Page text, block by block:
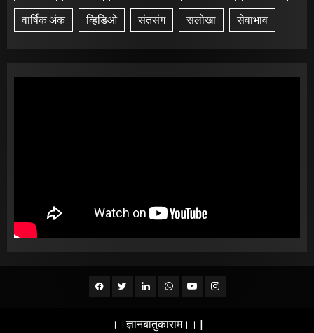
वार्षिक अंक व्हिडिओ संतसंग सलोखा सेवाभाव
Facebook
TwitterLinkedinwhatsapp
YoutubeInstagram
।।ज्ञानबातुकाराम।। |